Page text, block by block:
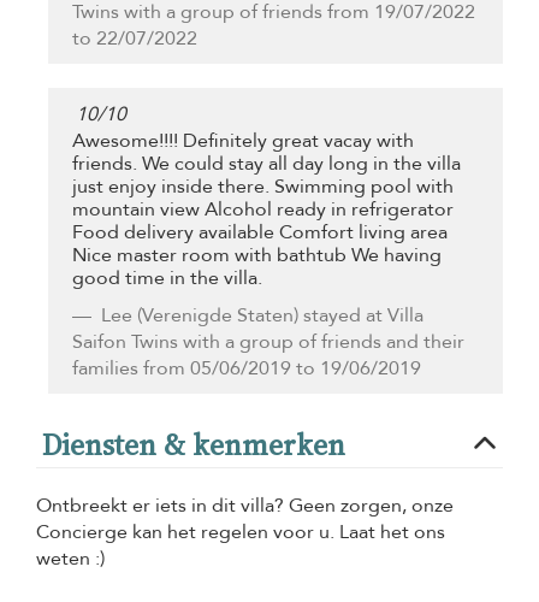
Twins with a group of friends from 19/07/2022
to 22/07/2022
10/10
Awesome!!!! Definitely great vacay with
friends. We could stay all day long in the villa
just enjoy inside there. Swimming pool with
mountain view Alcohol ready in refrigerator
Food delivery available Comfort living area
Nice master room with bathtub We having
good time in the villa.
Lee (Verenigde Staten) stayed at Villa
Saifon Twins with a group of friends and their
families from 05/06/2019 to 19/06/2019
Diensten & kenmerken
Ontbreekt er iets in dit villa? Geen zorgen, onze
Concierge kan het regelen voor u. Laat het ons
weten :)